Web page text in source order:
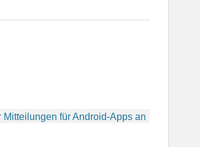
für Android-Apps an